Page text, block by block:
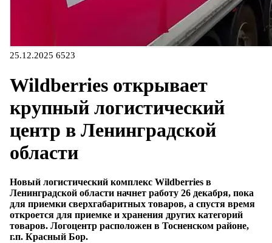
25.12.2025 6523
Wildberries открывает
крупный логистический
центр в Ленинградской
области
Новый логистический комплекс Wildberries в
Ленинградской области начнет работу 26 декабря, пока
для приемки сверхгабаритных товаров, а спустя время
откроется для приемке и хранения других категорий
товаров. Логоцентр расположен в Тосненском районе,
г.п. Красный Бор.